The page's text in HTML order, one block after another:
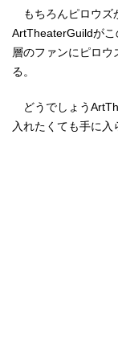
もちろんピロウズ
ArtTheaterGuildが
層のファンにピロウ
る。
どうでしょう
入れたくても手に入